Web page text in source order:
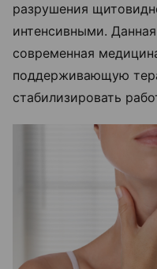
разрушения
интенсивными.
современная
поддерживающую
стабилизировать